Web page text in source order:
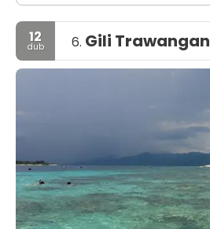
12
dub 6. Gili Trawangan